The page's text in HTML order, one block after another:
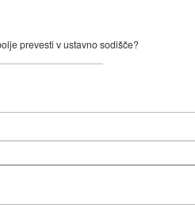
prevesti v ustavno sodišče?